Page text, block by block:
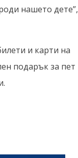
нашето дете”,
и карти на
подарък за пет